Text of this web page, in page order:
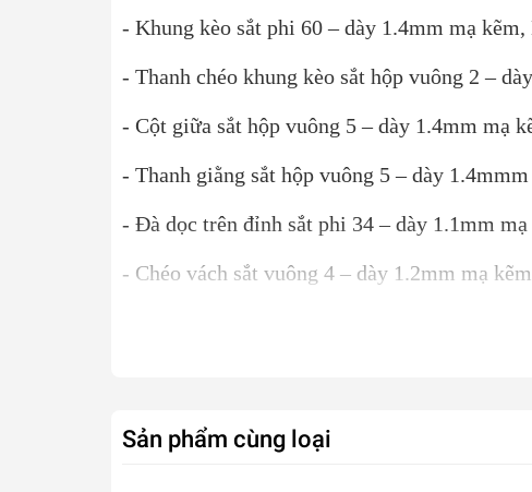
- Khung kèo sắt phi 60 – dày 1.4mm mạ kẽm,
- Thanh chéo khung kèo sắt hộp vuông 2 –
- Cột giữa sắt hộp vuông 5 – dày 1.4mm mạ
- Thanh giằng sắt hộp vuông 5 – dày
- Đà dọc trên đỉnh sắt phi 34 – dày 1.1mm mạ
- Chéo vách sắt vuông 4 – dày 1.2mm mạ
Sản phẩm cùng loại